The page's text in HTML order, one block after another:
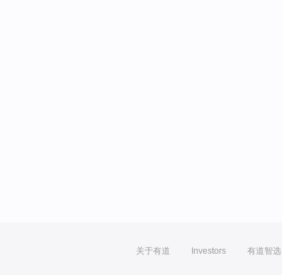
关于有道 Investors 有道智选